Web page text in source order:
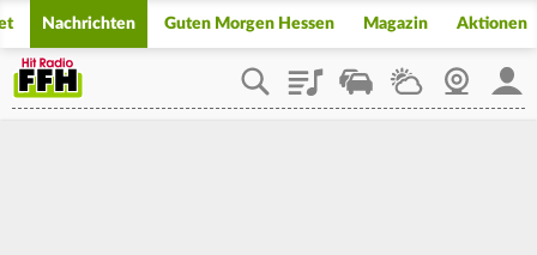
Nachrichten Guten Morgen Hessen Magazin Aktionen
PlaylistStaupilotWetterWebcam